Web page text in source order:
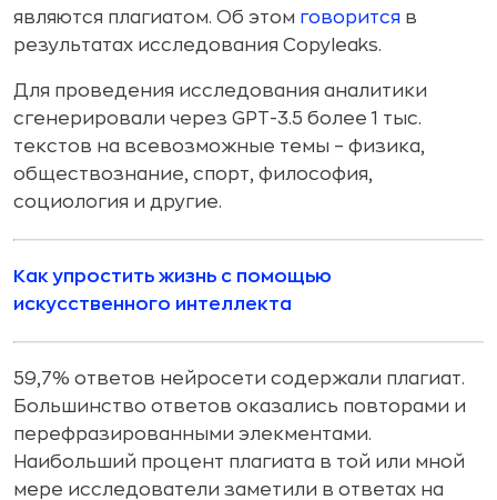
являются плагиатом. Об этом говорится в
результатах исследования Copyleaks.
Для проведения исследования аналитики
сгенерировали через GPT-3.5 более 1 тыс.
текстов на всевозможные темы – физика,
обществознание, спорт, философия,
социология и другие.
Как упростить жизнь с помощью
искусственного интеллекта
59,7% ответов нейросети содержали плагиат.
Большинство ответов оказались повторами и
перефразированными элекментами.
Наибольший процент плагиата в той или мной
мере исследователи заметили в ответах на